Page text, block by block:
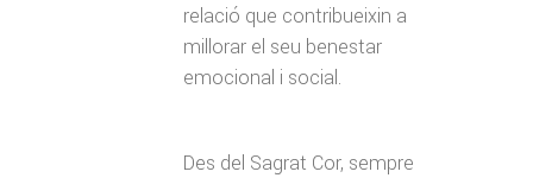
relació que contribueixin a
millorar el seu benestar
emocional i social.
Des del Sagrat Cor, sempre